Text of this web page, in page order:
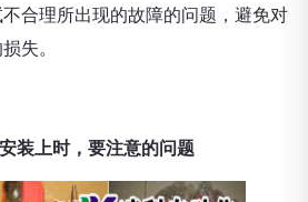
合理所出现的故障的问题，避免对
失。
装上时，要注意的问题